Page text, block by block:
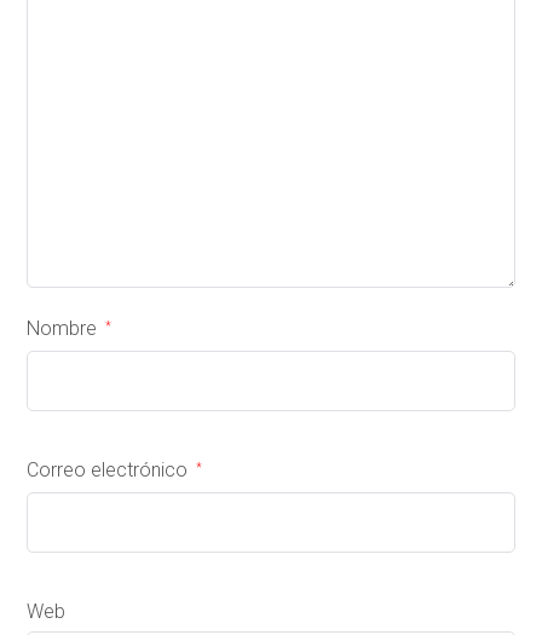
Nombre *
Correo electrónico *
Web